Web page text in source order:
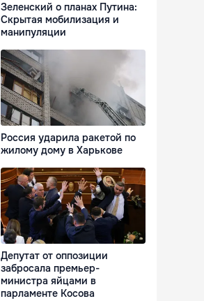
Зеленский о планах Путина:
Скрытая мобилизация и
манипуляции
Россия ударила ракетой по
жилому дому в Харькове
Депутат от оппозиции
забросала премьер-
министра яйцами в
парламенте Косова